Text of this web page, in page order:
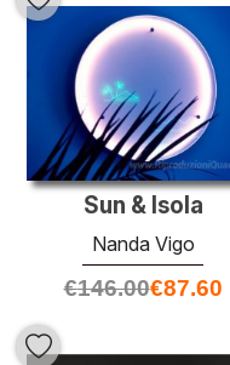
Sun & Isola
Nanda Vigo
€146.00€87.60